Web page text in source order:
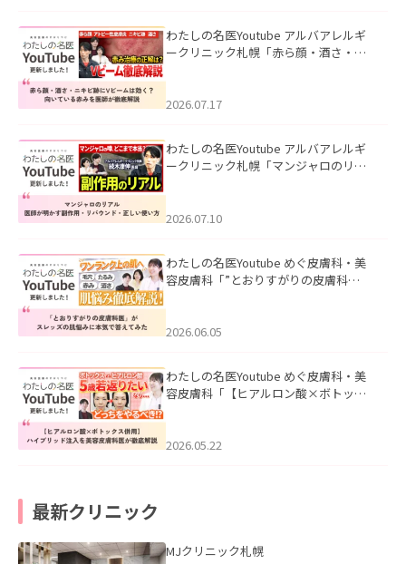
わたしの名医Youtube アルバアレルギ
ークリニック札幌「赤ら顔・酒さ・ニ
した。
2026.07.17
わたしの名医Youtube アルバアレルギ
ークリニック札幌「マンジャロのリア
た。
2026.07.10
わたしの名医Youtube めぐ皮膚科・美
容皮膚科「”とおりすがりの皮膚科
2026.06.05
わたしの名医Youtube めぐ皮膚科・美
容皮膚科「【ヒアルロン酸×ボトック
た。
2026.05.22
最新クリニック
MJクリニック札幌